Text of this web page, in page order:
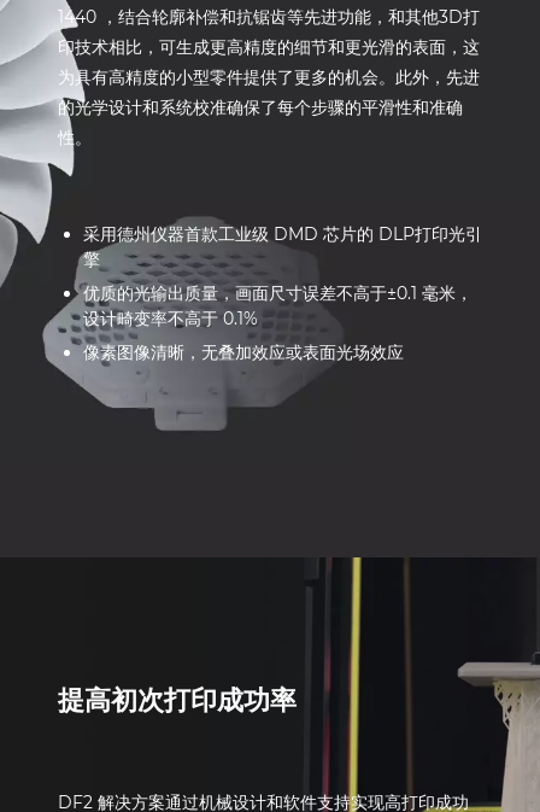
1440 ，结合轮廓补偿和抗锯齿等先进功能，和其他3D打
印技术相比，可生成更高精度的细节和更光滑的表面，这
为具有高精度的小型零件提供了更多的机会。此外，先进
的光学设计和系统校准确保了每个步骤的平滑性和准确
性。
采用德州仪器首款工业级 DMD 芯片的 DLP打印光引
擎
优质的光输出质量，画面尺寸误差不高于±0.1 毫米，
设计畸变率不高于 0.1%
像素图像清晰，无叠加效应或表面光场效应
提高初次打印成功率
DF2 解决方案通过机械设计和软件支持实现高打印成功